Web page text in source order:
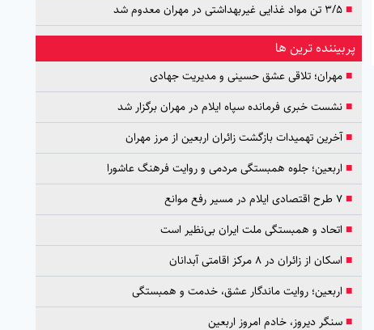
■۳/۵ تن مواد غذایی غیربهداشتی در مهران معدوم شد
پربیننده ترین ها
■مهران؛ تلاقی عشق حسینی و مدیریت جهادی
■نشست خبری فرمانده سپاه ایلام در مهران برگزار شد
■آخرین تهمیدات بازگشت زائران اربعین از مرز مهران
■ اربعین؛ جلوه همبستگی مردمی و روایت فرهنگ عاشورا
■۷ طرح اقتصادی ایلام در مسیر رفع موانع
■ اتحاد و همبستگی ملت ایران بی‌نظیر است
■ اسکان از زائران در ۸ مرکز اقامتی آبدانان
■ اربعین؛ روایت ماندگار عشق، خدمت و همبستگی
■سنگر دیروز، خادم امروز اربعین